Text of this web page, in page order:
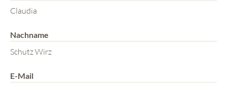
Claudia
Nachname
Schutz Wirz
E-Mail